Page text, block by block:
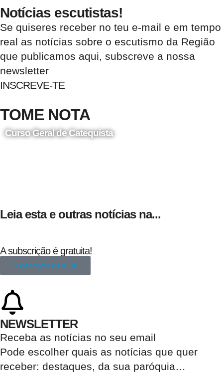
Notícias escutistas!
Se quiseres receber no teu e-mail e em tempo
real as notícias sobre o escutismo da Região
que publicamos aqui, subscreve a nossa
newsletter
INSCREVE-TE
TOME NOTA
Curso Geral de Catequista
Leia esta e outras notícias na...
A subscrição é gratuita!
Subscrever a REDE
NEWSLETTER
Receba as notícias no seu email​
Pode escolher quais as notícias que quer
receber: destaques, da sua paróquia…